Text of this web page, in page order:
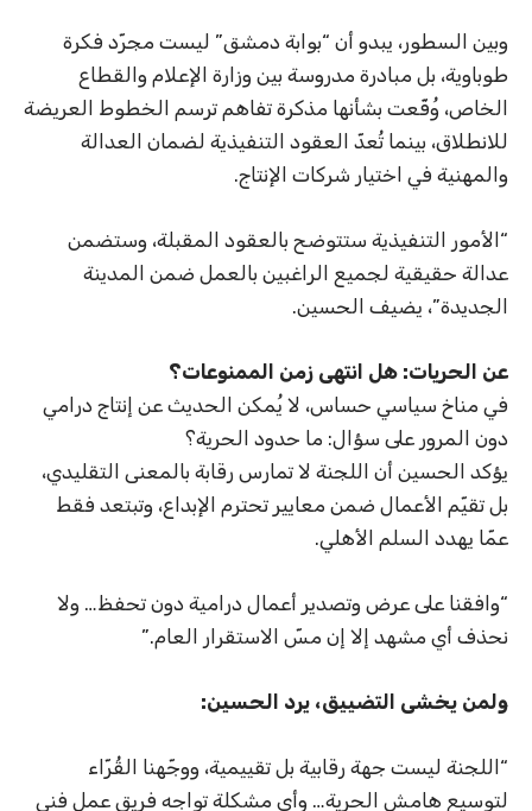
وبين السطور، يبدو أن “بوابة دمشق” ليست مجرّد فكرة
طوباوية، بل مبادرة مدروسة بين وزارة الإعلام والقطاع
الخاص، وُقّعت بشأنها مذكرة تفاهم ترسم الخطوط العريضة
للانطلاق، بينما تُعدّ العقود التنفيذية لضمان العدالة
والمهنية في اختيار شركات الإنتاج.
“الأمور التنفيذية ستتوضح بالعقود المقبلة، وستضمن
عدالة حقيقية لجميع الراغبين بالعمل ضمن المدينة
الجديدة”، يضيف الحسين.
عن الحريات: هل انتهى زمن الممنوعات؟
في مناخ سياسي حساس، لا يُمكن الحديث عن إنتاج درامي
دون المرور على سؤال: ما حدود الحرية؟
يؤكد الحسين أن اللجنة لا تمارس رقابة بالمعنى التقليدي،
بل تقيّم الأعمال ضمن معايير تحترم الإبداع، وتبتعد فقط
عمّا يهدد السلم الأهلي.
“وافقنا على عرض وتصدير أعمال درامية دون تحفظ… ولا
نحذف أي مشهد إلا إن مسّ الاستقرار العام.”
ولمن يخشى التضييق، يرد الحسين:
“اللجنة ليست جهة رقابية بل تقييمية، ووجّهنا القُرّاء
لتوسيع هامش الحرية… وأي مشكلة تواجه فريق عمل فني